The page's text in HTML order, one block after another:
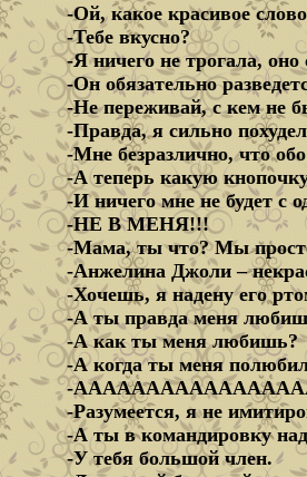
-Ой, какое красивое
-Тебе вкусно?
-Я ничего не трогала, оно
-Он обязательно
-Не переживай, с кем не
-Правда, я сильно
-Мне безразлично, что
-А теперь какую
-И ничего мне не будет с
-НЕ В МЕНЯ!!!
-Мама, ты что? Мы
-Анжелина Джоли –
-Хочешь, я надену его
-А ты правда меня
-А как ты меня любишь?
-А когда ты меня
-
-Разумеется, я не
-А ты в командировку
-У тебя большой член.